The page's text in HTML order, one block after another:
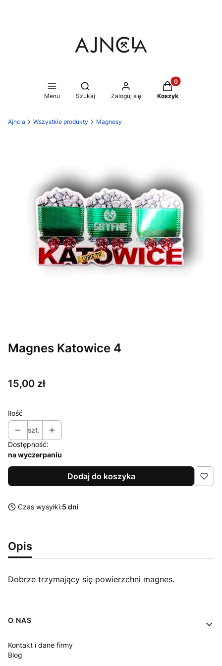
Menu
Otwórz wyszukiwarkę
Szukaj Zaloguj się
Produkty w
Koszyk
Ajncla Wszystkie produkty Magnesy
Magnes Katowice 4
Cena
15,00 zł
Ilość
szt.
Dostępność:
na wyczerpaniu
Dodaj do koszyka
Czas wysyłki:5 dni
Opis
Dobrze trzymający się powierzchni magnes.
Linki w stopce
O NAS
Kontakt i dane firmy
Blog